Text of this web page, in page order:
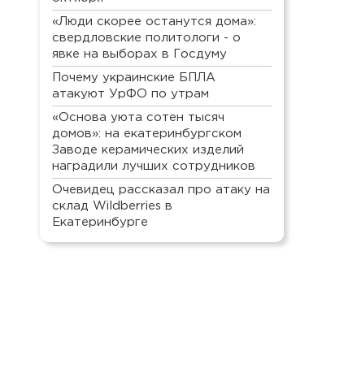
«Люди скорее останутся дома»:
свердловские политологи - о
явке на выборах в Госдуму
Почему украинские БПЛА
атакуют УрФО по утрам
«Основа уюта сотен тысяч
домов»: на екатеринбургском
Заводе керамических изделий
наградили лучших сотрудников
Очевидец рассказал про атаку на
склад Wildberries в
Екатеринбурге